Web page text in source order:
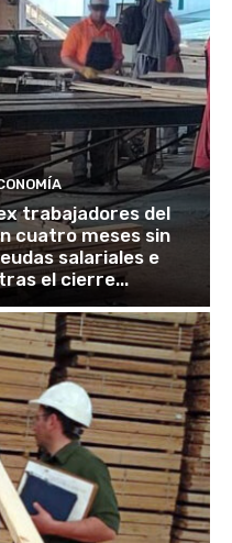
trabajadores del
cuatro meses sin
salariales e
el cierre...